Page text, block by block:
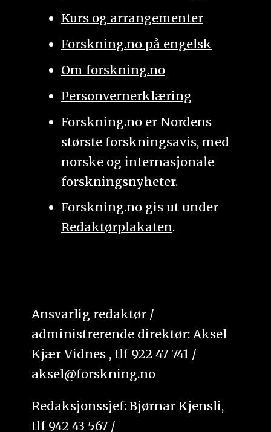
Kurs og arrangementer
Forskning.no på engelsk
Om forskning.no
Personvernerklæring
Forskning.no er Nordens
største forskningsavis, med
norske og internasjonale
forskningsnyheter.
Forskning.no gis ut under
Redaktørplakaten.
Ansvarlig redaktør /
administrerende direktør: Aksel
Kjær Vidnes , tlf 922 47 741 /
aksel@forskning.no
Redaksjonssjef: Bjørnar Kjensli,
tlf 942 43 567 /